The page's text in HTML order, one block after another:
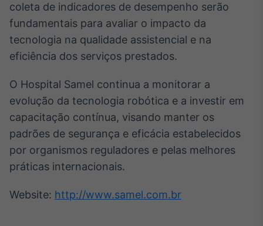
coleta de indicadores de desempenho serão
fundamentais para avaliar o impacto da
tecnologia na qualidade assistencial e na
eficiência dos serviços prestados.
O Hospital Samel continua a monitorar a
evolução da tecnologia robótica e a investir em
capacitação contínua, visando manter os
padrões de segurança e eficácia estabelecidos
por organismos reguladores e pelas melhores
práticas internacionais.
Website: http://www.samel.com.br